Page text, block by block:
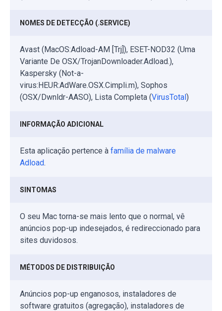
NOMES DE DETECÇÃO (.SERVICE)
Avast (MacOS:Adload-AM [Trj]), ESET-NOD32 (Uma
Variante De OSX/TrojanDownloader.Adload.),
Kaspersky (Not-a-
virus:HEUR:AdWare.OSX.Cimpli.m), Sophos
(OSX/Dwnldr-AASO), Lista Completa (VirusTotal)
INFORMAÇÃO ADICIONAL
Esta aplicação pertence à família de malware
Adload.
SINTOMAS
O seu Mac torna-se mais lento que o normal, vê
anúncios pop-up indesejados, é redireccionado para
sites duvidosos.
MÉTODOS DE DISTRIBUIÇÃO
Anúncios pop-up enganosos, instaladores de
software gratuitos (agregação), instaladores de